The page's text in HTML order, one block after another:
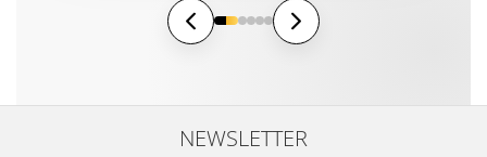
NEWSLETTER